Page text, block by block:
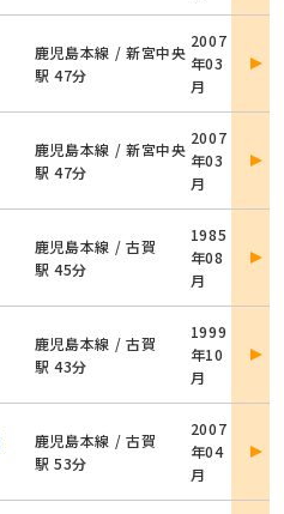
鹿児島本線 / 新宮中央
駅 47分
2007
年03
月
詳
鹿児島本線 / 新宮中央
駅 47分
2007
年03
月
詳
鹿児島本線 / 古賀
駅 45分
1985
年08
月
詳
鹿児島本線 / 古賀
駅 43分
1999
年10
月
詳
鹿児島本線 / 古賀
駅 53分
2007
年04
月
詳